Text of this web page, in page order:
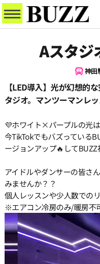
Aスタジ
神田
【LED導入】光が幻想的
タジオ。マンツーマンレ
💜ホワイト×パープルの光
今TikTokでもバズっている
ージョンアップ🔥してBUZZ
アイドルやダンサーの皆さ
みませんか？？
個人レッスンや少人数での
※エアコン冷房のみ/暖房不